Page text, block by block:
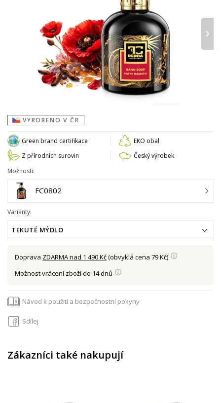
›
VYROBENO V ČR
Green brand certifikace
EKO obal
Z přírodních surovin
Český výrobek
Možnosti:
FC0802
Varianty:
TEKUTÉ MÝDLO
Doprava ZDARMA nad 1 490 Kč(obvyklá cena 79 Kč)
Možnost vrácení zboží do 14 dnů
Návod k použití a bezpečnostní pokyny
Sdílej
Zákazníci také nakupují